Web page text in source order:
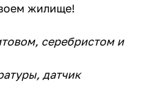
жилище!
серебристом и
датчик